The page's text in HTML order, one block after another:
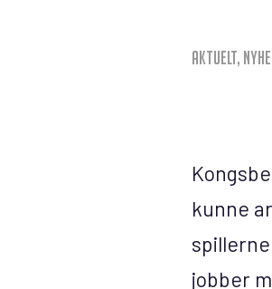
Aktuelt,
kunne
jobber